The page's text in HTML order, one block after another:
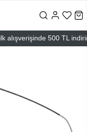
500 TL indirim